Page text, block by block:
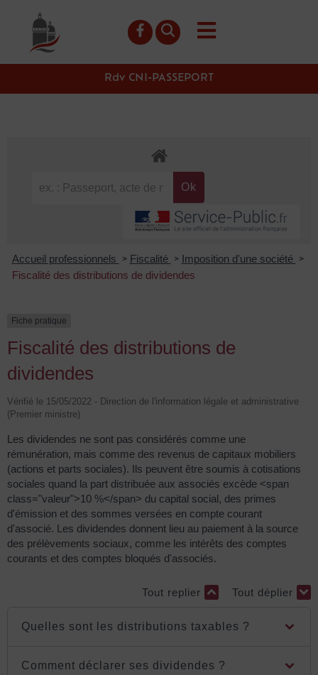
principal
Rdv CNI-PASSEPORT
Accueil professionnels > Fiscalité > Imposition d'une société >
Fiscalité des distributions de dividendes
Fiche pratique
Fiscalité des distributions de
dividendes
Vérifié le 15/05/2022 - Direction de l'information légale et administrative
(Premier ministre)
Les dividendes ne sont pas considérés comme une
rémunération, mais comme des revenus de capitaux mobiliers
(actions et parts sociales). Ils peuvent être soumis à cotisations
sociales quand la part distribuée aux associés excède <span
class="valeur">10 %</span> du capital social, des primes
d'émission et des sommes versées en compte courant
d'associé. Les dividendes donnent lieu au paiement à la source
des prélèvements sociaux, comme les intérêts des comptes
courants et des comptes bloqués d'associés.
Tout replier Tout déplier
Quelles sont les distributions taxables ?
Comment déclarer ses dividendes ?